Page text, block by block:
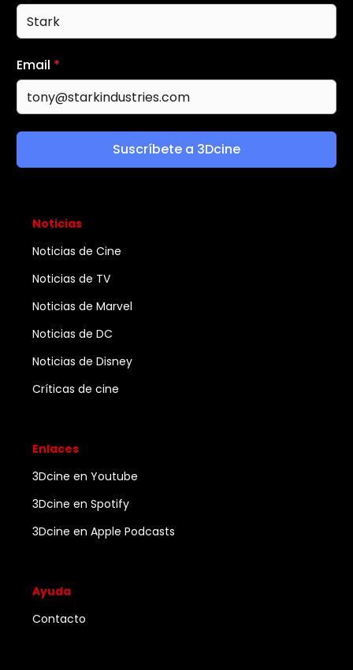
Email *
Suscríbete a 3Dcine
Noticias
Noticias de Cine
Noticias de TV
Noticias de Marvel
Noticias de DC
Noticias de Disney
Críticas de cine
Enlaces
3Dcine en Youtube
3Dcine en Spotify
3Dcine en Apple Podcasts
Ayuda
Contacto